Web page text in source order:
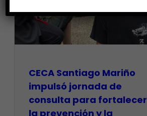
CECA Santiago Mariño
impulsó jornada de
consulta para fortalecer
la prevención y la